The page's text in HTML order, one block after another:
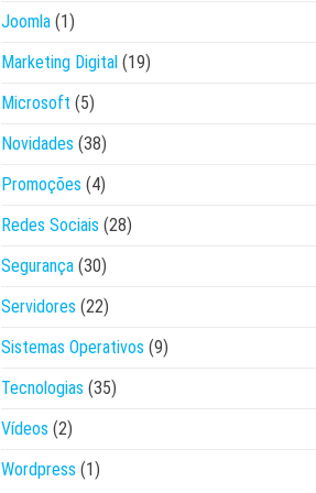
Joomla (1)
Marketing Digital (19)
Microsoft (5)
Novidades (38)
Promoções (4)
Redes Sociais (28)
Segurança (30)
Servidores (22)
Sistemas Operativos (9)
Tecnologias (35)
Vídeos (2)
Wordpress (1)